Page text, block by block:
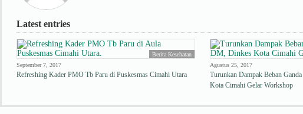
Latest entries
Berita Kesehatan
September 7, 2017
Refreshing Kader PMO Tb Paru di Puskesmas Cimahi Utara
Agustus 25, 2017
Turunkan Dampak Beban
Kota Cimahi Gelar Workshop